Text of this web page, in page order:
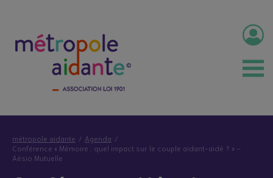
métropole aidante
Agenda
Conférence « Mémoire : quel impact sur le couple aidant-aidé ? » –
Aésio Mutuelle